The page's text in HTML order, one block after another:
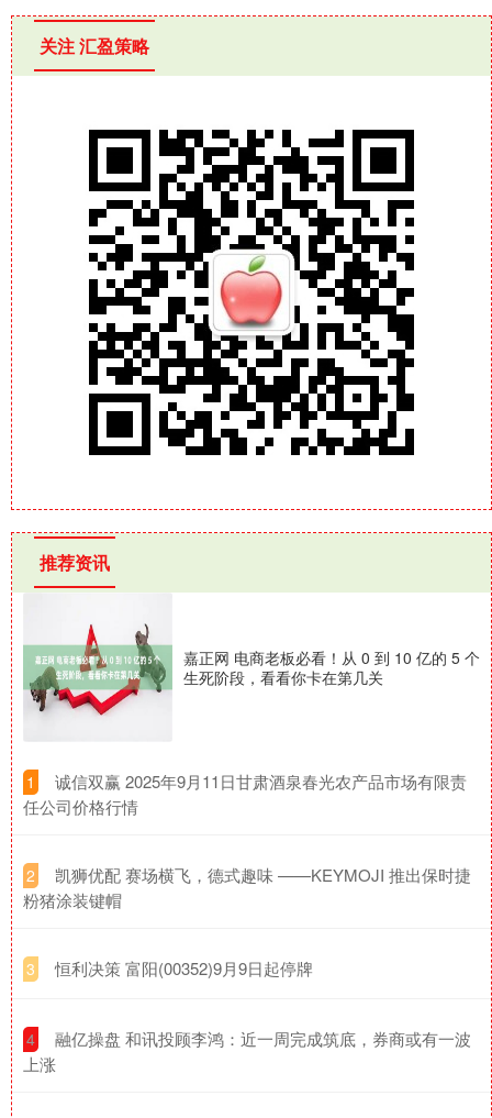
关注 汇盈策略
推荐资讯
嘉正网 电商老板必看！从 0 到 10 亿的 5 个
生死阶段，看看你卡在第几关
1
​诚信双赢 2025年9月11日甘肃酒泉春光农产品市场有限责
任公司价格行情
2
​凯狮优配 赛场横飞，德式趣味 ——KEYMOJI 推出保时捷
粉猪涂装键帽
3 ​恒利决策 富阳(00352)9月9日起停牌
4
​融亿操盘 和讯投顾李鸿：近一周完成筑底，券商或有一波
上涨